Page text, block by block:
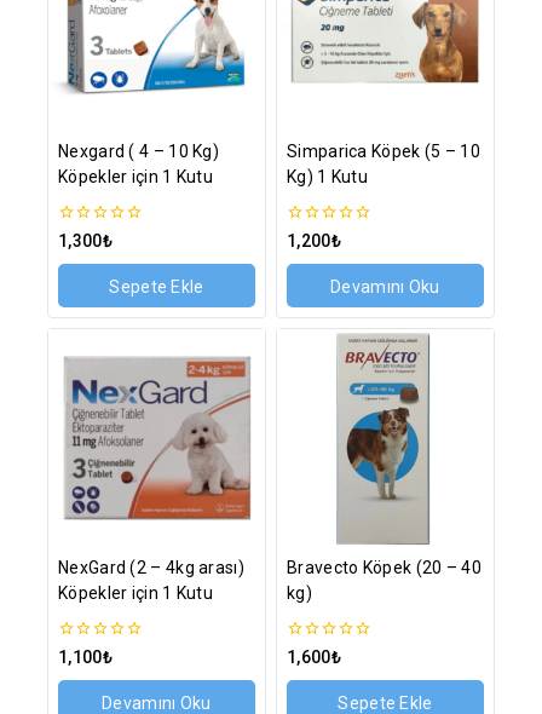
Nexgard ( 4 – 10 Kg)
Köpekler için 1 Kutu
0
üzerinden
1,300₺
Sepete Ekle
Simparica Köpek (5 – 10
Kg) 1 Kutu
0
üzerinden
1,200₺
Devamını Oku
NexGard (2 – 4kg arası)
Köpekler için 1 Kutu
0
üzerinden
1,100₺
Devamını Oku
Bravecto Köpek (20 – 40
kg)
0
üzerinden
1,600₺
Sepete Ekle